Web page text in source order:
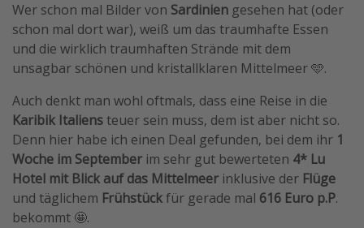
Familienurlaub in der Türkei
Rundreisen in Thailand
Bahnreisen in der Schweiz
Reisepassfreie Reiseziele
Travel Know How
Silvesterreisen
Last Minute Urlaub Mallorca
Last Minute Urlaub Deutschland
Wer schon mal Bilder von Sardinien gesehen hat (oder
schon mal dort war), weiß um das traumhafte Essen
und die wirklich traumhaften Strände mit dem
unsagbar schönen und kristallklaren Mittelmeer 🩵.
Auch denkt man wohl oftmals, dass eine Reise in die
Karibik Italiens teuer sein muss, dem ist aber nicht so.
Denn hier habe ich einen Deal gefunden, bei dem ihr 1
Woche im September im sehr gut bewerteten 4* Lu
Hotel mit Blick auf das Mittelmeer inklusive der Flüge
und täglichem Frühstückfür gerade mal 616 Euro p.P.
bekommt 🤩.